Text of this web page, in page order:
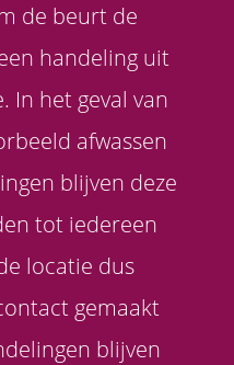
de beurt de
handeling uit
In het geval van
afwassen
blijven deze
tot iedereen
locatie dus
gemaakt
blijven